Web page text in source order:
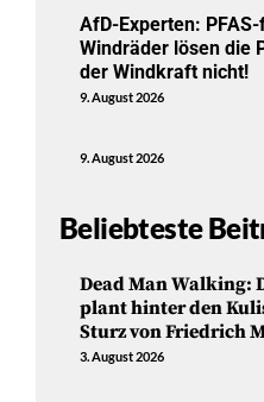
AfD-Experten:
Windräder lösen die
der Windkraft nicht!
9. August 2026
9. August 2026
Beliebteste
Dead Man Walking:
plant hinter den
Sturz von Friedrich
3. August 2026